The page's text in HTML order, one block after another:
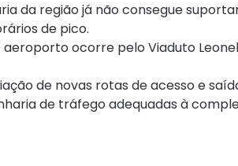
da região já não consegue
de pico.
ocorre pelo Viaduto
de novas rotas de acesso e
de tráfego adequadas à